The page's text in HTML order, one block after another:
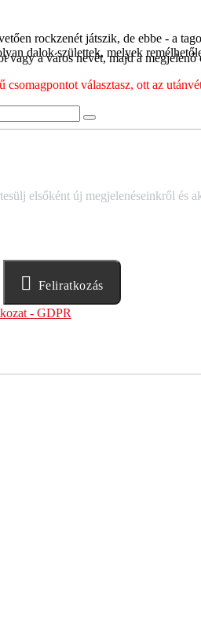
rockzenét játszik, de ebbe - a
dalok születtek, melyek
elsőként új megjelenéseinkről és
Feliratkozás
- GDPR
vagy a város nevét, majd a
választasz, ott az